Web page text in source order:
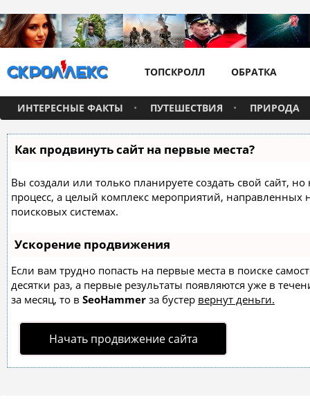
ТОПСКРОЛЛ ОБРАТКА
ИНТЕРЕСНЫЕ ФАКТЫ ПУТЕШЕСТВИЯ ПРИРОДА
Как продвинуть сайт на первые места?
Вы создали или только планируете создать свой сайт,
процесс, а целый комплекс мероприятий,
поисковых системах.
Ускорение продвижения
Если вам трудно попасть на первые места в поиске
десятки раз, а первые результаты появляются уже в
за месяц, то в SeoHammer за бустер вернут деньги.
Начать продвижение сайта